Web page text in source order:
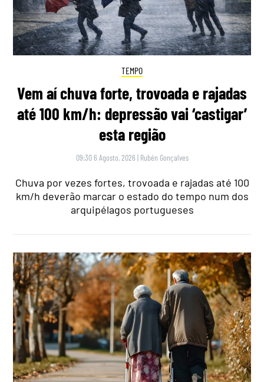
TEMPO
Vem aí chuva forte, trovoada e rajadas
até 100 km/h: depressão vai ‘castigar’
esta região
09:30 6 Agosto, 2026 | Rubén Gonçalves
Chuva por vezes fortes, trovoada e rajadas até 100
km/h deverão marcar o estado do tempo num dos
arquipélagos portugueses